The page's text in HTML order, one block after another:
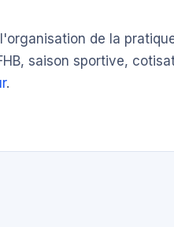
de la
saison sportive,
.